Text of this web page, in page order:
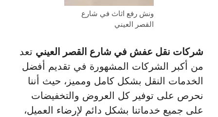
ونش رفع اثاث في شارع
القصر العيني
شركات نقل عفش في شارع القصر العيني تعد
من أكبر الشركات المشهورة في تقديم أفضل
الخدمات النقل بشكل كامل ومميز، حيث أننا
نحرص على توفير كل العروض والتخفيضات
على جميع خدماتنا بشكل دائم لإرضاء العميل،